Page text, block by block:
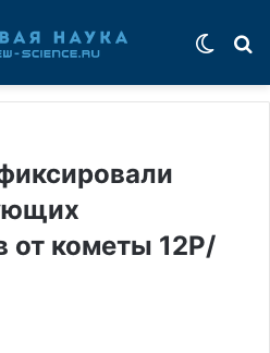
от кометы 12P/